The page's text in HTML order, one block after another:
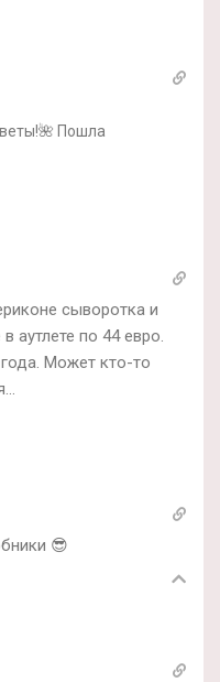
Пошла
сыворотка и
аутлете по 44 евро.
Может кто-то
😎